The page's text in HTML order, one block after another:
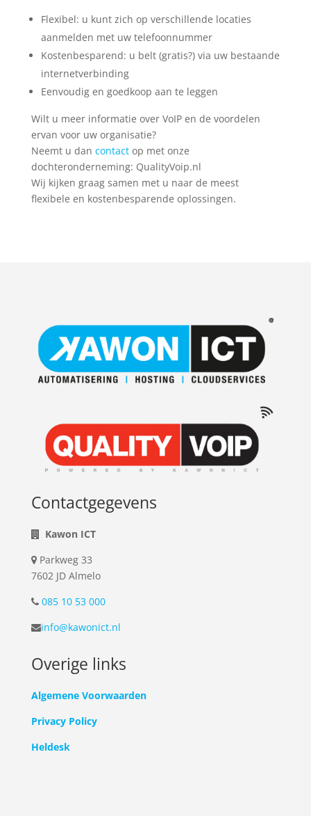
Flexibel: u kunt zich op verschillende locaties
aanmelden met uw telefoonnummer
Kostenbesparend: u belt (gratis?) via uw bestaande
internetverbinding
Eenvoudig en goedkoop aan te leggen
Wilt u meer informatie over VoIP en de voordelen
ervan voor uw organisatie?
Neemt u dan contactop met onze
dochteronderneming: QualityVoip.nl
Wij kijken graag samen met u naar de meest
flexibele en kostenbesparende oplossingen.
Contactgegevens
Kawon ICT
Parkweg 33
7602 JD Almelo
085 10 53 000
info@kawonict.nl
Overige links
Algemene Voorwaarden
Privacy Policy
Heldesk